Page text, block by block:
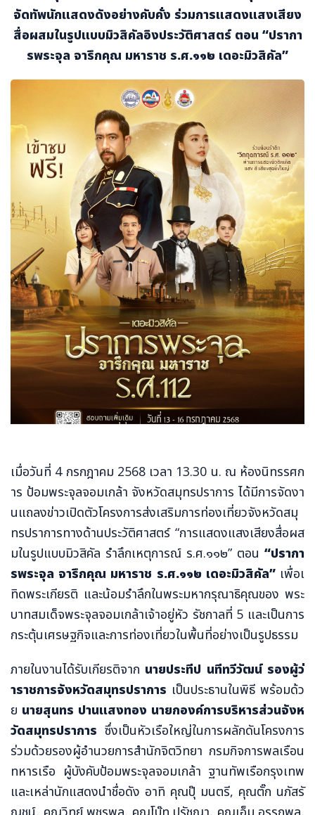
จัดทัพนักแสดงดังอย่างคับคั่ง ร่วมการแสดงแสงเสียง
สื่อผสมในรูปแบบมิวสิคัลอิงประวัติศาสตร์ ตอน “ปรากา
รพระจุล จารึกคุณ มหาราช ร.ศ.๑๑๒ เดอะมิวสิคัล”
เมื่อวันที่ 4 กรกฎาคม 2568 เวลา 13.30 น. ณ ห้องนิทรรศก
าร ป้อมพระจุลจอมเกล้า จังหวัดสมุทรปราการ ได้มีการจัดงา
นแถลงข่าวเปิดตัวโครงการส่งเสริมการท่องเที่ยวจังหวัดสมุ
ทรปราการทางด้านประวัติศาสตร์ “การแสดงแสงเสียงสื่อผส
มในรูปแบบมิวสิคัล รำลึกเหตุการณ์ ร.ศ.๑๑๒” ตอน “ปรากา
รพระจุล จารึกคุณ มหาราช ร.ศ.๑๑๒ เดอะมิวสิคัล”เพื่อเ
ทิดพระเกียรติ และน้อมรำลึกในพระมหากรุณาธิคุณของ พระ
บาทสมเด็จพระจุลจอมเกล้าเจ้าอยู่หัว รัชกาลที่ 5 และเป็นการ
กระตุ้นเศรษฐกิจและการท่องเที่ยวในพื้นที่อย่างเป็นรูปธรรม
ภายในงานได้รับเกียรติจาก นายประทีป นทีทวีวัฒน์ รองผู้ว่
าราชการจังหวัดสมุทรปราการ เป็นประธานในพิธี พร้อมด้ว
ย นายสุนทร ปานแสงทอง นายกองค์การบริหารส่วนจังห
วัดสมุทรปราการ ซึ่งเป็นหัวเรือใหญ่ในการผลักดันโครงการ
ร่วมด้วยรองผู้อำนวยการสำนักจิตวิทยา กรมกิจการพลเรือน
ทหารเรือ ผู้บังคับป้อมพระจุลจอมเกล้า ฐานทัพเรือกรุงเทพ
และเหล่านักแสดงนำชื่อดัง อาทิ คุณปุ๊ มนตรี, คุณตั๊ก นภัสรั
ญชน์, คุณวิทย์ พชรพล, คุณโบ๊ท ปรัชญา, คุณเอ็ม อรรถพล,